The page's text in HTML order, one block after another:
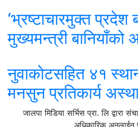
‘भ्रष्टाचारमुक्त प्रदेश
मुख्यमन्त्री बानियाँको
नुवाकोटसहित ४१
मनसुन प्रतिकार्य
जालपा मिडिया सर्भिस प्रा. लि द्वारा